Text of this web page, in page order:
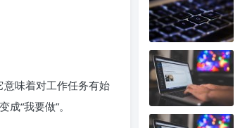
味着对工作任务有始
“我要做”。